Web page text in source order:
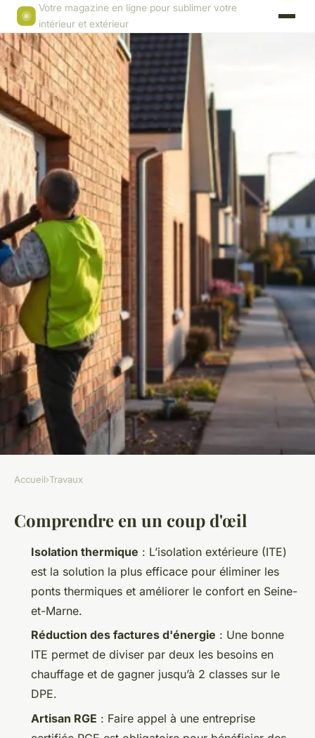
Votre magazine en ligne pour sublimer votre
intérieur et extérieur
Top conseils pour choisir
l'isolation extérieure en
Seine-et-Marne
Auberte 06/05/2026 18:25
Accueil›Travaux
Comprendre en un coup d'œil
Isolation thermique : L’isolation extérieure (ITE)
est la solution la plus efficace pour éliminer les
ponts thermiques et améliorer le confort en Seine-
et-Marne.
Réduction des factures d'énergie : Une bonne
ITE permet de diviser par deux les besoins en
chauffage et de gagner jusqu’à 2 classes sur le
DPE.
Artisan RGE : Faire appel à une entreprise